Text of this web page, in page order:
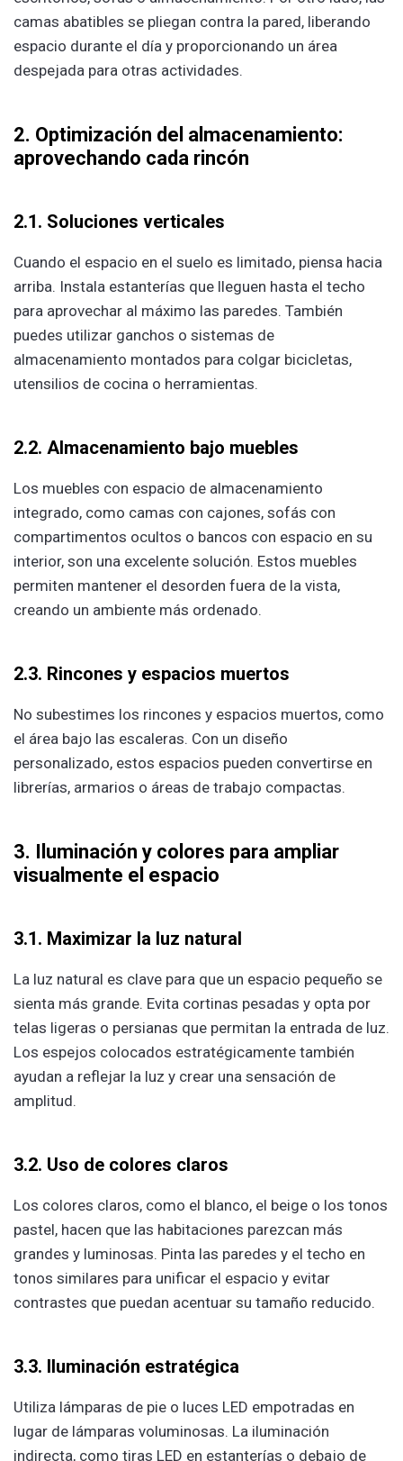
camas abatibles se pliegan contra la pared, liberando
espacio durante el día y proporcionando un área
despejada para otras actividades.
2. Optimización del almacenamiento:
aprovechando cada rincón
2.1. Soluciones verticales
Cuando el espacio en el suelo es limitado, piensa hacia
arriba. Instala estanterías que lleguen hasta el techo
para aprovechar al máximo las paredes. También
puedes utilizar ganchos o sistemas de
almacenamiento montados para colgar bicicletas,
utensilios de cocina o herramientas.
2.2. Almacenamiento bajo muebles
Los muebles con espacio de almacenamiento
integrado, como camas con cajones, sofás con
compartimentos ocultos o bancos con espacio en su
interior, son una excelente solución. Estos muebles
permiten mantener el desorden fuera de la vista,
creando un ambiente más ordenado.
2.3. Rincones y espacios muertos
No subestimes los rincones y espacios muertos, como
el área bajo las escaleras. Con un diseño
personalizado, estos espacios pueden convertirse en
librerías, armarios o áreas de trabajo compactas.
3. Iluminación y colores para ampliar
visualmente el espacio
3.1. Maximizar la luz natural
La luz natural es clave para que un espacio pequeño se
sienta más grande. Evita cortinas pesadas y opta por
telas ligeras o persianas que permitan la entrada de luz.
Los espejos colocados estratégicamente también
ayudan a reflejar la luz y crear una sensación de
amplitud.
3.2. Uso de colores claros
Los colores claros, como el blanco, el beige o los tonos
pastel, hacen que las habitaciones parezcan más
grandes y luminosas. Pinta las paredes y el techo en
tonos similares para unificar el espacio y evitar
contrastes que puedan acentuar su tamaño reducido.
3.3. Iluminación estratégica
Utiliza lámparas de pie o luces LED empotradas en
lugar de lámparas voluminosas. La iluminación
indirecta, como tiras LED en estanterías o debajo de